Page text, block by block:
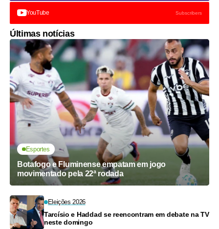
YouTube Subscribers
Últimas notícias
Esportes
Botafogo e Fluminense empatam em jogo
movimentado pela 22ª rodada
Eleições 2026
Tarcísio e Haddad se reencontram em debate na TV
neste domingo